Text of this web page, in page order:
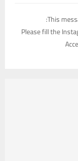
This
Please fill the